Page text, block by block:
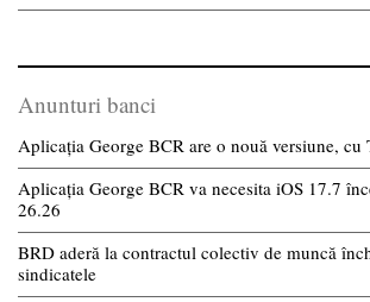
Anunturi banci
Aplicația George BCR are o nouă versiune, cu
Aplicația George BCR va necesita iOS 17.7
26.26
BRD aderă la contractul colectiv de muncă
sindicatele